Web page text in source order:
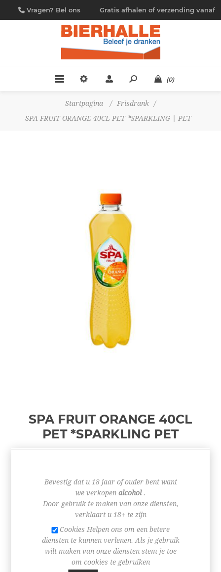
Vragen? Bel ons
09/230.88.44
Gratis afhalen of verzending vanaf
€ 4,95
(0)
Startpagina / Frisdrank
/
SPA FRUIT ORANGE 40CL PET *SPARKLING | PET
SPA FRUIT ORANGE 40CL
PET *SPARKLING PET
€ 1,70
Bevestig dat u 18 jaar of ouder bent want
we verkopen alcohol.
Door gebruik te maken van onze diensten,
verklaart u 18+ te zijn
Cookies Helpen ons om een betere
diensten te kunnen verlenen. Als je gebruik
wilt maken van onze diensten stem je toe
om cookies te gebruiken